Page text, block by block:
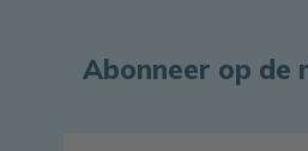
Abonneer op de